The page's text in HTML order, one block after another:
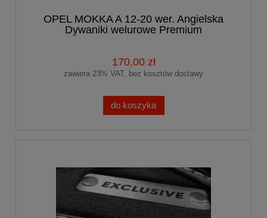
OPEL MOKKA A 12-20 wer. Angielska
Dywaniki welurowe Premium
170,00 zł
zawiera 23% VAT, bez kosztów dostawy
do koszyka